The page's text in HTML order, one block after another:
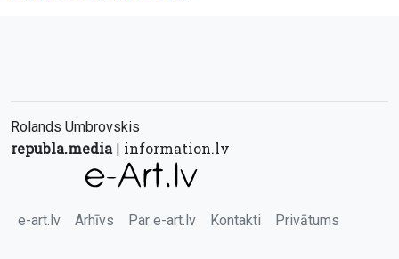
Rolands Umbrovskis
republa.media| information.lv
e-art.lv Arhīvs Par e-art.lv Kontakti Privātums